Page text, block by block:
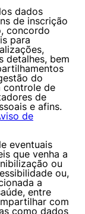
dados
de inscrição
concordo
para
detalhes, bem
do
controle de
de
e afins.
de
eventuais
que venha a
ou
ou,
a
entre
com
como dados